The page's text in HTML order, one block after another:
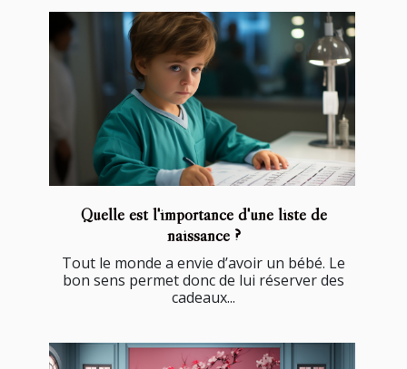
Quelle est l'importance d'une liste de
naissance ?
Tout le monde a envie d’avoir un bébé. Le
bon sens permet donc de lui réserver des
cadeaux...